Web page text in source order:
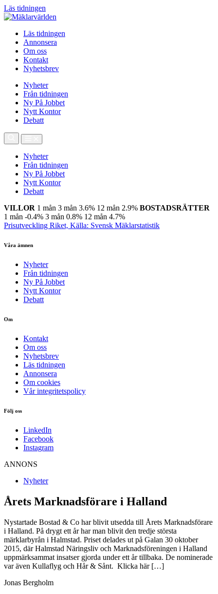
Läs tidningen
Läs tidningen
Annonsera
Om oss
Kontakt
Nyhetsbrev
Nyheter
Från tidningen
Ny På Jobbet
Nytt Kontor
Debatt
Nyheter
Från tidningen
Ny På Jobbet
Nytt Kontor
Debatt
VILLOR 1 mån 3 mån 3.6% 12 mån 2.9% BOSTADSRÄTTER
1 mån -0.4% 3 mån 0.8% 12 mån 4.7%
Prisutveckling Riket, Källa: Svensk Mäklarstatistik
Våra ämnen
Nyheter
Från tidningen
Ny På Jobbet
Nytt Kontor
Debatt
Om
Kontakt
Om oss
Nyhetsbrev
Läs tidningen
Annonsera
Om cookies
Vår integritetspolicy
Följ oss
LinkedIn
Facebook
Instagram
ANNONS
Nyheter
Årets Marknadsförare i Halland
Nystartade Bostad & Co har blivit utsedda till Årets Marknadsförare
i Halland. På drygt ett år har man blivit den tredje största
märklarbyrån i Halmstad. Priset delades ut på Galan 30 oktober
2015, där Halmstad Näringsliv och Marknadsföreningen i Halland
uppmärksammat insatser gjorda under ett år tillbaka. De nominerade
var även Kullaflyg och Hår & Sånt. Klicka här […]
Jonas Bergholm